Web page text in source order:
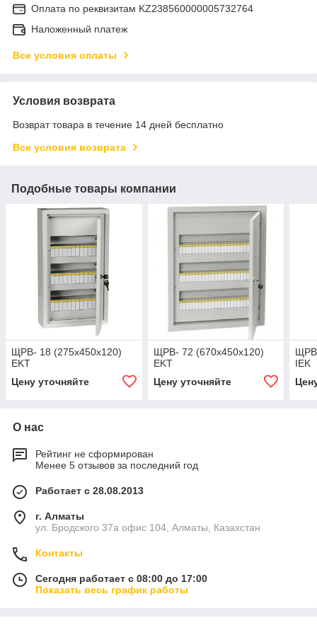
Оплата по реквизитам KZ238560000005732764
Наложенный платеж
Все условия оплаты
Условия возврата
Возврат товара в течение 14 дней бесплатно
Все условия возврата
Подобные товары компании
ЩРВ- 18 (275x450x120)
EKT
Цену уточняйте
ЩРВ- 72 (670x450x120)
EKT
Цену уточняйте
IEK
О нас
Рейтинг не сформирован
Менее 5 отзывов за последний год
Работает с 28.08.2013
г. Алматы
ул. Бродского 37а офис 104, Алматы, Казахстан
Контакты
Сегодня работает с 08:00 до 17:00
Показать весь график работы